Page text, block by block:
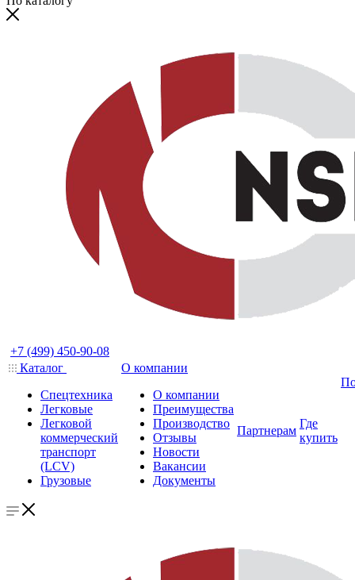
+7 (499) 450-90-08
Каталог
Спецтехника
Легковые
Легковой
коммерческий
транспорт
(LCV)
Грузовые
О компании
О компании
Преимущества
Производство
Отзывы
Новости
Вакансии
Документы
Партнерам
Где
купить